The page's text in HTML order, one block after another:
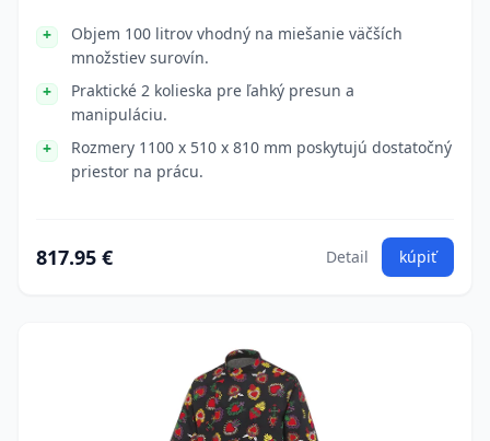
Objem 100 litrov vhodný na miešanie väčších
množstiev surovín.
Praktické 2 kolieska pre ľahký presun a
manipuláciu.
Rozmery 1100 x 510 x 810 mm poskytujú dostatočný
priestor na prácu.
817.95 € Detail kúpiť